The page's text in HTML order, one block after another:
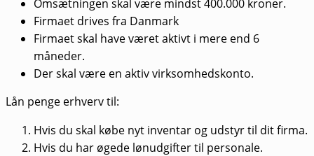
Omsætningen skal være mindst 400.000 kroner.
Firmaet drives fra Danmark
Firmaet skal have været aktivt i mere end 6
måneder.
Der skal være en aktiv virksomhedskonto.
Lån penge erhverv til:
Hvis du skal købe nyt inventar og udstyr til dit firma.
Hvis du har øgede lønudgifter til personale.